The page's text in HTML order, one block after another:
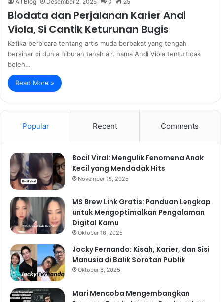
All Blog Desember 2, 2025 0 25
Biodata dan Perjalanan Karier Andi
Viola, Si Cantik Keturunan Bugis
Ketika berbicara tentang artis muda berbakat yang tengah
bersinar di dunia hiburan tanah air, nama Andi Viola tentu tidak
boleh…
Read More »
Popular Recent Comments
Bocil Viral: Mengulik Fenomena Anak
Kecil yang Mendadak Hits
November 19, 2025
MS Brew Link Gratis: Panduan Lengkap
untuk Mengoptimalkan Pengalaman
Digital Kamu
Oktober 16, 2025
Jocky Fernando: Kisah, Karier, dan Sisi
Manusia di Balik Sorotan Publik
Oktober 8, 2025
Mari Mencoba Mengembangkan